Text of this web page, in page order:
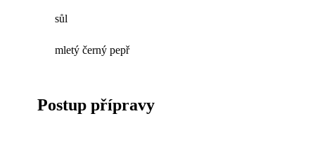
sůl
mletý černý pepř
Postup přípravy